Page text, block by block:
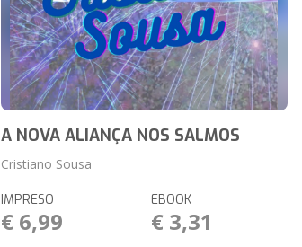
A NOVA ALIANÇA NOS SALMOS
Cristiano Sousa
IMPRESO
€ 6,99
EBOOK
€ 3,31